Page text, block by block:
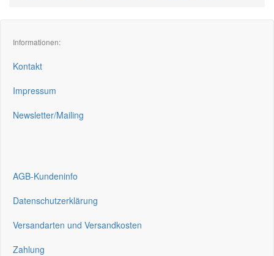
Informationen:
Kontakt
Impressum
Newsletter/Mailing
AGB-Kundeninfo
Datenschutzerklärung
Versandarten und Versandkosten
Zahlung